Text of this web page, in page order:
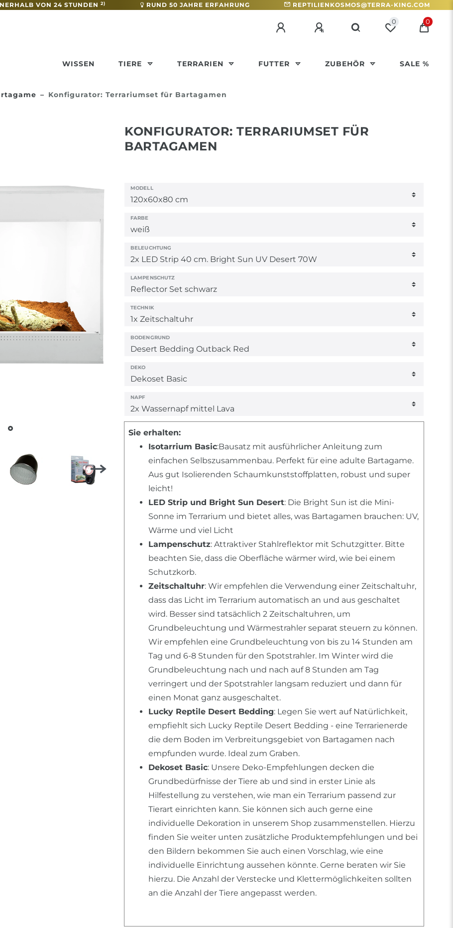
VON 24 STUNDEN 2) RUND 50 JAHRE ERFAHRUNG REPTILIENKOSMOS@TERRA-KING.COM
0 0
WISSEN TIERE TERRARIEN FUTTER ZUBEHÖR SALE %
Konfigurator: Terrariumset für Bartagamen
KONFIGURATOR: TERRARIUMSET FÜR
BARTAGAMEN
MODELL
FARBE
BELEUCHTUNG
LAMPENSCHUTZ
TECHNIK
BODENGRUND
DEKO
NAPF
Sie erhalten:
Isotarrium Basic:Bausatz mit ausführlicher Anleitung zum
einfachen Selbszusammenbau. Perfekt für eine adulte Bartagame.
Aus gut Isolierenden Schaumkunststoffplatten, robust und super
leicht!
LED Strip und Bright Sun Desert: Die Bright Sun ist die Mini-
Sonne im Terrarium und bietet alles, was Bartagamen brauchen: UV,
Wärme und viel Licht
Lampenschutz: Attraktiver Stahlreflektor mit Schutzgitter. Bitte
beachten Sie, dass die Oberfläche wärmer wird, wie bei einem
Schutzkorb.
Zeitschaltuhr: Wir empfehlen die Verwendung einer Zeitschaltuhr,
dass das Licht im Terrarium automatisch an und aus geschaltet
wird. Besser sind tatsächlich 2 Zeitschaltuhren, um
Grundbeleuchtung und Wärmestrahler separat steuern zu können.
Wir empfehlen eine Grundbeleuchtung von bis zu 14 Stunden am
Tag und 6-8 Stunden für den Spotstrahler. Im Winter wird die
Grundbeleuchtung nach und nach auf 8 Stunden am Tag
verringert und der Spotstrahler langsam reduziert und dann für
einen Monat ganz ausgeschaltet.
Lucky Reptile Desert Bedding: Legen Sie wert auf Natürlichkeit,
empfiehlt sich Lucky Reptile Desert Bedding - eine Terrarienerde
die dem Boden im Verbreitungsgebiet von Bartagamen nach
empfunden wurde. Ideal zum Graben.
Dekoset Basic: Unsere Deko-Empfehlungen decken die
Grundbedürfnisse der Tiere ab und sind in erster Linie als
Hilfestellung zu verstehen, wie man ein Terrarium passend zur
Tierart einrichten kann. Sie können sich auch gerne eine
individuelle Dekoration in unserem Shop zusammenstellen. Hierzu
finden Sie weiter unten zusätzliche Produktempfehlungen und bei
den Bildern bekommen Sie auch einen Vorschlag, wie eine
individuelle Einrichtung aussehen könnte. Gerne beraten wir Sie
hierzu. Die Anzahl der Verstecke und Klettermöglichkeiten sollten
an die Anzahl der Tiere angepasst werden.